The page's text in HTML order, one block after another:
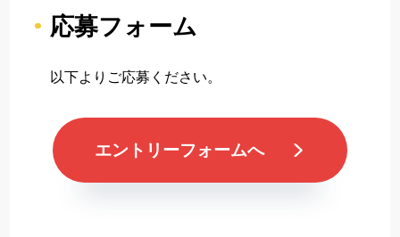
応募フォーム
以下よりご応募ください。
エントリーフォームへ